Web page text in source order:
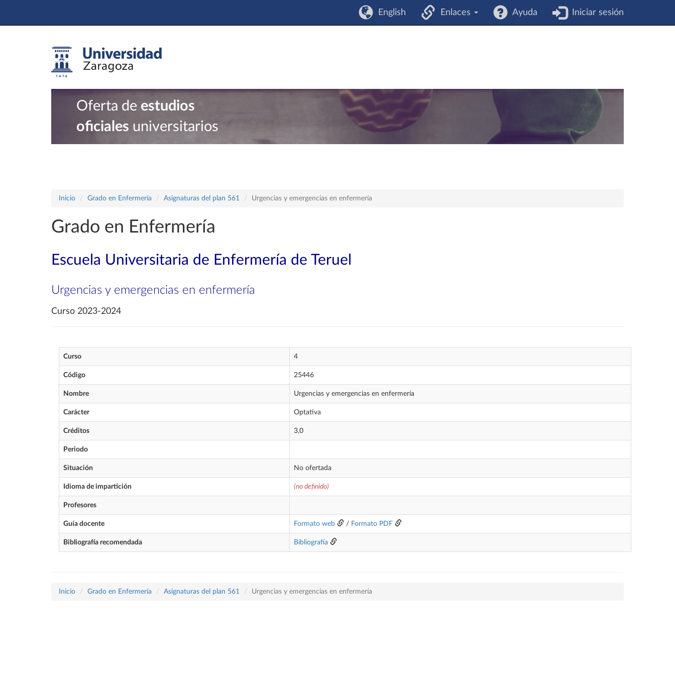
English Enlaces Ayuda Iniciar sesión
Oferta de estudios
oficiales universitarios
Inicio Grado en Enfermería Asignaturas del plan 561 Urgencias y emergencias en enfermería
Grado en Enfermería
Escuela Universitaria de Enfermería de Teruel
Urgencias y emergencias en enfermería
Curso 2023-2024
Curso 4
Código 25446
Nombre Urgencias y emergencias en enfermería
Carácter Optativa
Créditos 3,0
Periodo
Situación No ofertada
Idioma de impartición (no definido)
Profesores
Guía docente Formato web / Formato PDF
Bibliografía recomendada Bibliografía
Inicio Grado en Enfermería Asignaturas del plan 561 Urgencias y emergencias en enfermería